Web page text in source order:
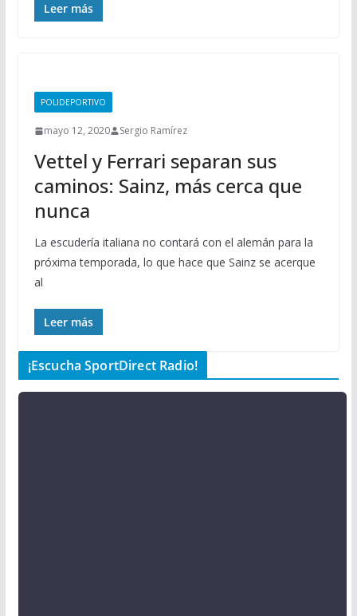
Leer más
POLIDEPORTIVO
mayo 12, 2020 Sergio Ramírez
Vettel y Ferrari separan sus
caminos: Sainz, más cerca que
nunca
La escudería italiana no contará con el alemán para la
próxima temporada, lo que hace que Sainz se acerque
al
Leer más
¡Escucha SportDirect Radio!